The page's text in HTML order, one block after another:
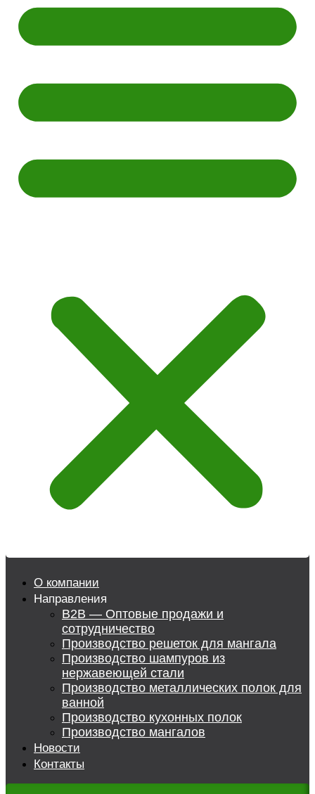
О компании
Направления
B2B — Оптовые продажи и
сотрудничество
Производство решеток для мангала
Производство шампуров из
нержавеющей стали
Производство металлических полок для
ванной
Производство кухонных полок
Производство мангалов
Новости
Контакты